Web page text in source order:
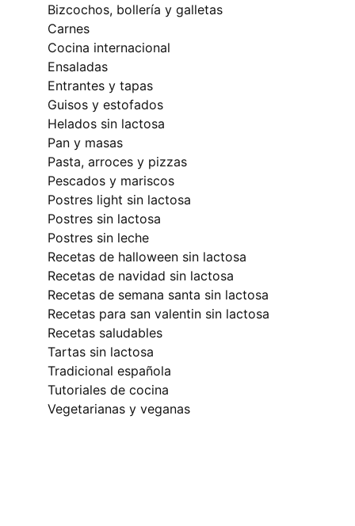
bizcochos, bollería y galletas
carnes
cocina internacional
ensaladas
entrantes y tapas
guisos y estofados
helados sin lactosa
pan y masas
pasta, arroces y pizzas
pescados y mariscos
postres light sin lactosa
postres sin lactosa
postres sin leche
recetas de halloween sin lactosa
recetas de navidad sin lactosa
recetas de semana santa sin lactosa
recetas para san valentin sin lactosa
recetas saludables
tartas sin lactosa
tradicional española
tutoriales de cocina
vegetarianas y veganas